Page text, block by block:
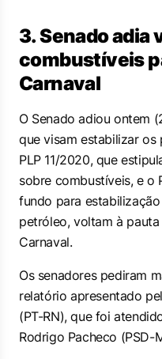
3. Senado adia
combustíveis
Carnaval
O Senado adiou ontem
que visam estabilizar
PLP 11/2020, que
sobre combustíveis, e o
fundo para
petróleo, voltam à
Carnaval.
Os senadores pediram
relatório apresentado
(PT-RN), que foi
Rodrigo Pacheco (PSD-